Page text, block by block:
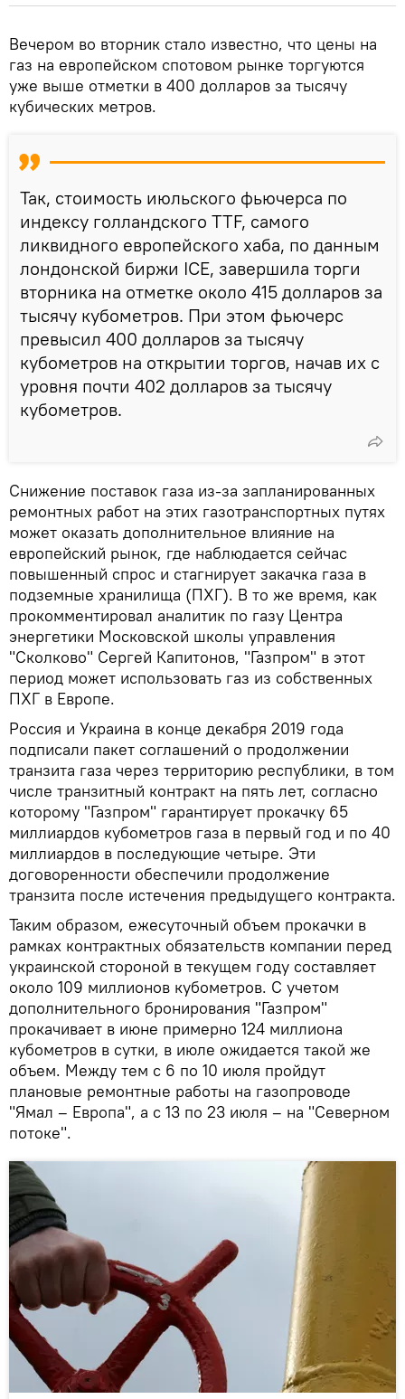
Вечером во вторник стало известно, что цены на
газ на европейском спотовом рынке торгуются
уже выше отметки в 400 долларов за тысячу
кубических метров.
Так, стоимость июльского фьючерса по
индексу голландского TTF, самого
ликвидного европейского хаба, по данным
лондонской биржи ICE, завершила торги
вторника на отметке около 415 долларов за
тысячу кубометров. При этом фьючерс
превысил 400 долларов за тысячу
кубометров на открытии торгов, начав их с
уровня почти 402 долларов за тысячу
кубометров.
Снижение поставок газа из-за запланированных
ремонтных работ на этих газотранспортных путях
может оказать дополнительное влияние на
европейский рынок, где наблюдается сейчас
повышенный спрос и стагнирует закачка газа в
подземные хранилища (ПХГ). В то же время, как
прокомментировал аналитик по газу Центра
энергетики Московской школы управления
"Сколково" Сергей Капитонов, "Газпром" в этот
период может использовать газ из собственных
ПХГ в Европе.
Россия и Украина в конце декабря 2019 года
подписали пакет соглашений о продолжении
транзита газа через территорию республики, в том
числе транзитный контракт на пять лет, согласно
которому "Газпром" гарантирует прокачку 65
миллиардов кубометров газа в первый год и по 40
миллиардов в последующие четыре. Эти
договоренности обеспечили продолжение
транзита после истечения предыдущего контракта.
Таким образом, ежесуточный объем прокачки в
рамках контрактных обязательств компании перед
украинской стороной в текущем году составляет
около 109 миллионов кубометров. С учетом
дополнительного бронирования "Газпром"
прокачивает в июне примерно 124 миллиона
кубометров в сутки, в июле ожидается такой же
объем. Между тем с 6 по 10 июля пройдут
плановые ремонтные работы на газопроводе
"Ямал – Европа", а с 13 по 23 июля – на "Северном
потоке".